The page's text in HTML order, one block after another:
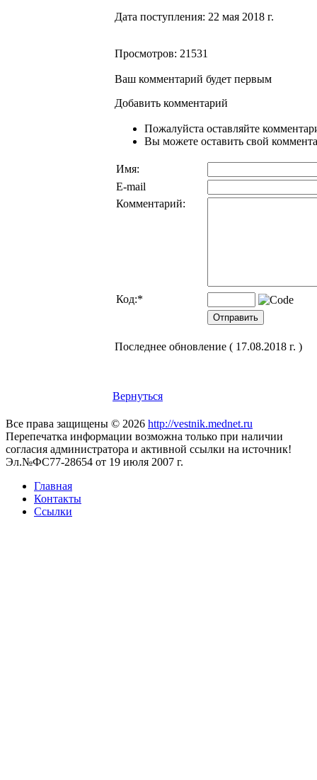
Дата поступления: 22 мая 2018 г.
Просмотров: 21531
Ваш комментарий будет первым
Добавить комментарий
Пожалуйста оставляйте
Вы можете оставить свой
Имя:
E-mail
Комментарий:
Код:*
Последнее обновление ( 17.08.2018 г. )
Вернуться
Все права защищены © 2026 http://vestnik.mednet.ru
Перепечатка информации возможна только при наличии
согласия администратора и активной ссылки на источник!
Эл.№ФС77-28654 от 19 июля 2007 г.
Главная
Контакты
Ссылки